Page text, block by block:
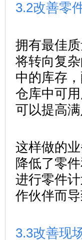
3.2改善零
拥有最佳
将转向复
中的库存
仓库中可
可以提高满
这样做的
降低了零
进行零件
作伙伴而
3.3改善现